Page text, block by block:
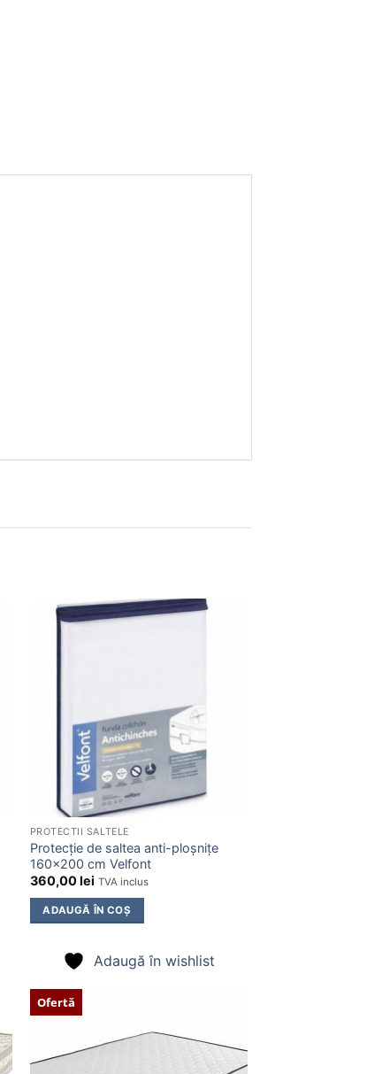
PROTECTII SALTELE
Protecție de saltea anti-ploșnițe
160×200 cm Velfont
360,00lei TVA inclus
ADAUGĂ ÎN COȘ
Adaugă în wishlist
Ofertă
Adaugă
în
wishlist